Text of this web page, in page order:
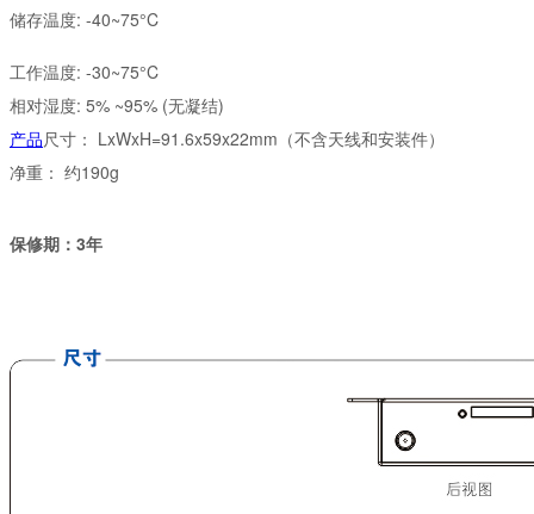
储存温度: -40~75°C
工作温度: -30~75°C
相对湿度: 5% ~95% (无凝结)
产品尺寸： LxWxH=91.6x59x22mm（不含天线和安装件）
净重： 约190g
保修期：3年